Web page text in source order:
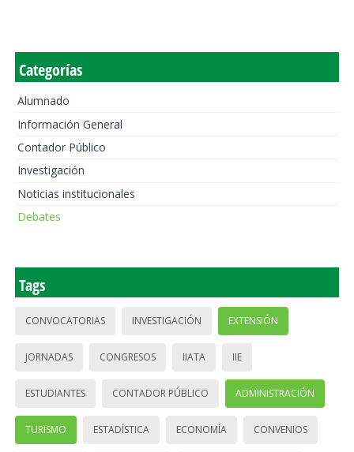
Categorías
Alumnado
Información General
Contador Público
Investigación
Noticias institucionales
Debates
Tags
CONVOCATORIAS INVESTIGACIÓN EXTENSIÓN
JORNADAS CONGRESOS IIATA IIE
ESTUDIANTES CONTADOR PÚBLICO ADMINISTRACIÓN
TURISMO ESTADÍSTICA ECONOMÍA CONVENIOS